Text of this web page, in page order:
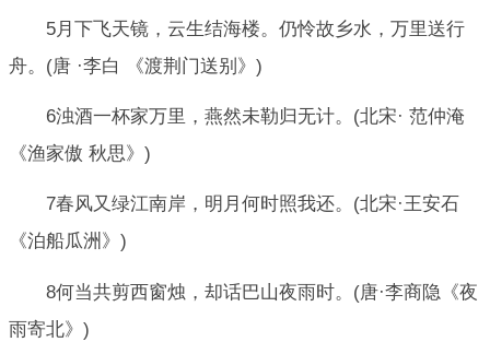
5月下飞天镜，云生结海楼。仍怜故乡水，万里送行
舟。(唐 ·李白 《渡荆门送别》)
6浊酒一杯家万里，燕然未勒归无计。(北宋· 范仲淹
《渔家傲 秋思》)
7春风又绿江南岸，明月何时照我还。(北宋·王安石
《泊船瓜洲》)
8何当共剪西窗烛，却话巴山夜雨时。(唐·李商隐《夜
雨寄北》)